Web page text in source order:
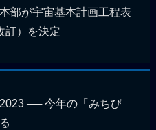
部が宇宙基本計画工程表
訂）を決定
── 今年の「みちび